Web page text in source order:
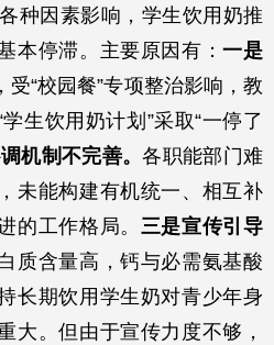
种因素影响，学生饮用奶推
本停滞。主要原因有：一是
受“校园餐”专项整治影响，教
生饮用奶计划”采取“一停了
机制不完善。各职能部门难
未能构建有机统一、相互补
的工作格局。 三是宣传引导
质含量高，钙与必需氨基酸
长期饮用学生奶对青少年身
大。但由于宣传力度不够，